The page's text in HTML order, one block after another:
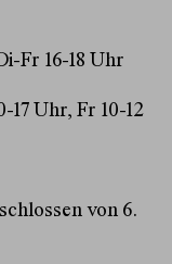
Fr 16-18 Uhr
17 Uhr, Fr 10-12
von 6.